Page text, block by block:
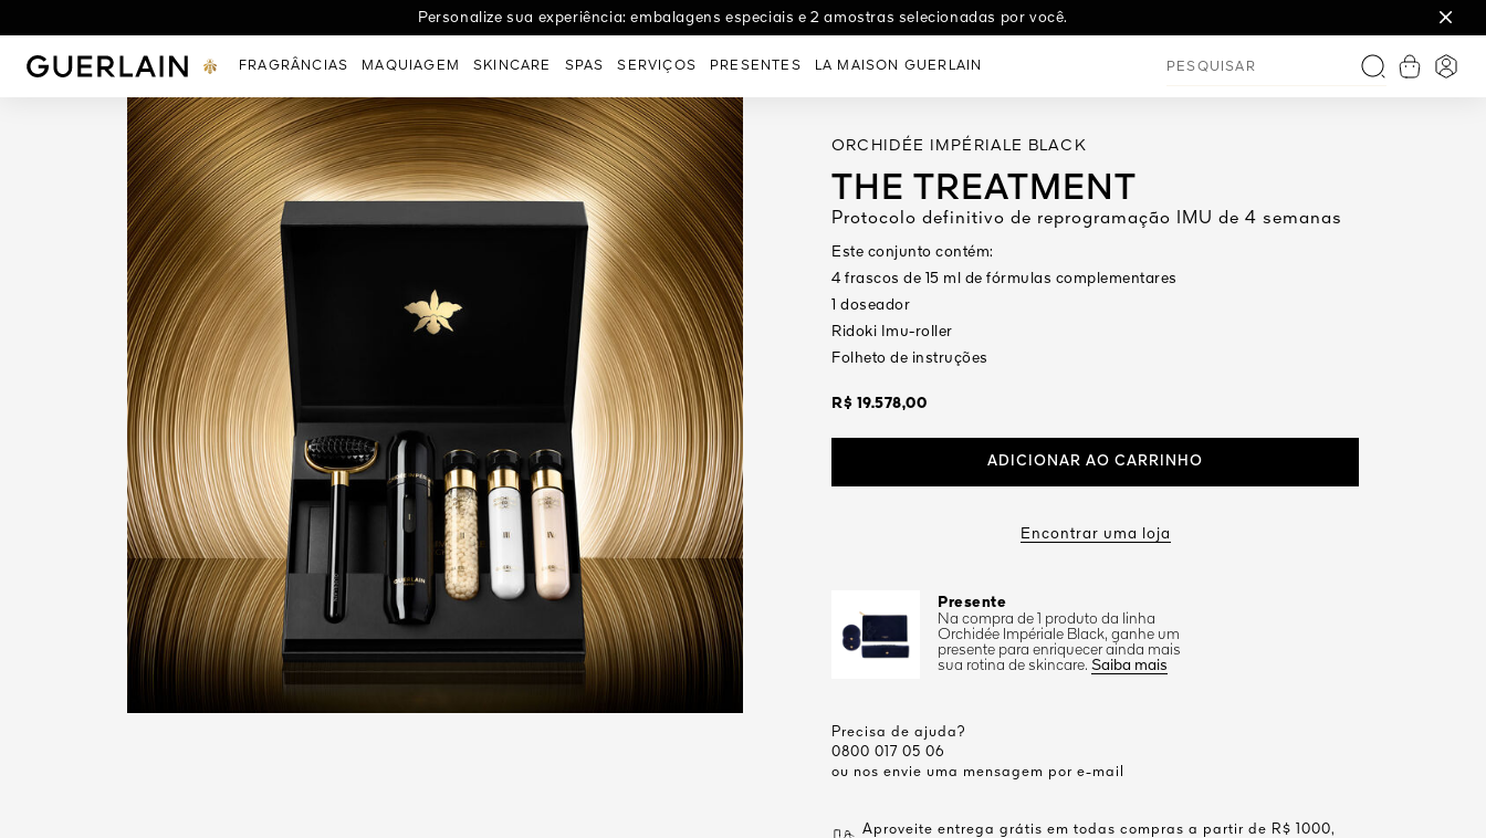
Personalize sua experiência: embalagens especiais e 2 amostras selecionadas por você.
GUERLAIN - (Voltar à Página Inicial)
FRAGRÂNCIAS MAQUIAGEM SKINCARE SPAS SERVIÇOS PRESENTES LA MAISON GUERLAIN
Pesquisar
Ver
ORCHIDÉE IMPÉRIALE BLACK
THE TREATMENT
Protocolo definitivo de reprogramação IMU de 4 semanas
Este conjunto contém:
4 frascos de 15 ml de fórmulas complementares
1 doseador
Ridoki Imu-roller
Folheto de instruções
R$ 19.578,00
ADICIONAR AO CARRINHO
Encontrar uma loja
Presente
Na compra de 1 produto da linha
Orchidée Impériale Black, ganhe um
presente para enriquecer ainda mais
sua rotina de skincare. Saiba mais
Precisa de ajuda?
0800 017 05 06
ou nos envie uma mensagem por e-mail
Aproveite entrega grátis em todas compras a partir de R$ 1000,